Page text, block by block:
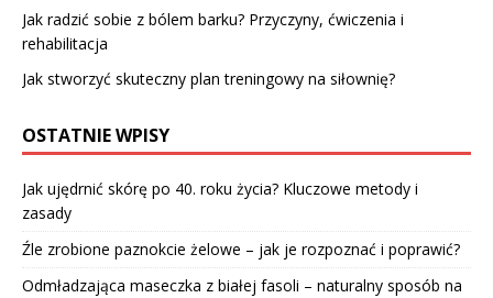
Jak radzić sobie z bólem barku? Przyczyny, ćwiczenia i
rehabilitacja
Jak stworzyć skuteczny plan treningowy na siłownię?
OSTATNIE WPISY
Jak ujędrnić skórę po 40. roku życia? Kluczowe metody i
zasady
Źle zrobione paznokcie żelowe – jak je rozpoznać i poprawić?
Odmładzająca maseczka z białej fasoli – naturalny sposób na